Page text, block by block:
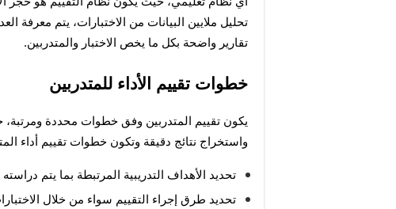
تقارير واضحة بكل ما يخص الاختبار والمتدربين.
خطوات تقييم الأداء للمتدربين
واستخراج نتائج دقيقة وتكون خطوات تقييم أداء
تحديد الأهداف التدريبية المرتبطة بما يتم
تحديد طرق إجراء التقييم سواء من خلال